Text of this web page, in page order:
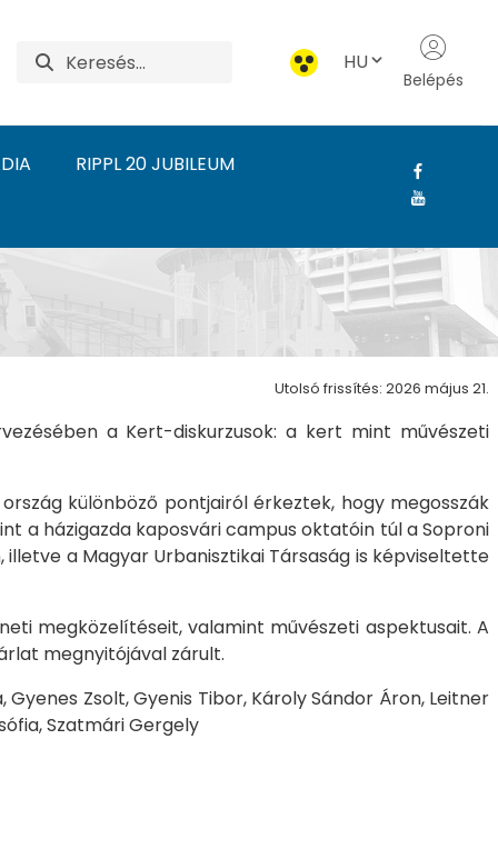
HU
Belépés
RIPPL 20 JUBILEUM
Művészeti
Utolsó frissítés: 2026 május 21.
a Kert-diskurzusok: a kert mint művészeti
különböző pontjairól érkeztek, hogy megosszák
a házigazda kaposvári campus oktatóin túl a Soproni
illetve a Magyar Urbanisztikai Társaság is képviseltette
megközelítéseit, valamint művészeti aspektusait. A
megnyitójával zárult.
Zsolt, Gyenis Tibor, Károly Sándor Áron, Leitner
Szatmári Gergely